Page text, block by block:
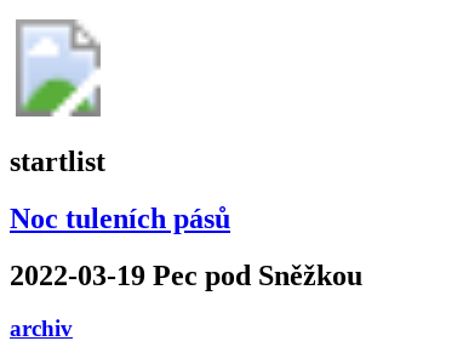
startlist
Noc tuleních pásů
2022-03-19 Pec pod Sněžkou
archiv